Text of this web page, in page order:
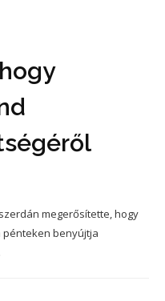
megerősítette, hogy
benyújtja